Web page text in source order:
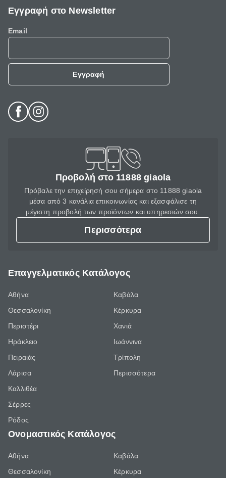
Εγγραφή στο Newsletter
Email
Εγγραφή
Προβολή στο 11888 giaola
Πρόβαλε την επιχείρησή σου σήμερα στο 11888 giaola
μέσα από 3 κανάλια επικοινωνίας και εξασφάλισε τη
μέγιστη προβολή των προϊόντων και υπηρεσιών σου.
Περισσότερα
Επαγγελματικός Κατάλογος
Αθήνα
Θεσσαλονίκη
Περιστέρι
Ηράκλειο
Πειραιάς
Λάρισα
Καλλιθέα
Σέρρες
Ρόδος
Καβάλα
Κέρκυρα
Χανιά
Ιωάννινα
Τρίπολη
Περισσότερα
Ονομαστικός Κατάλογος
Αθήνα
Θεσσαλονίκη
Καβάλα
Κέρκυρα